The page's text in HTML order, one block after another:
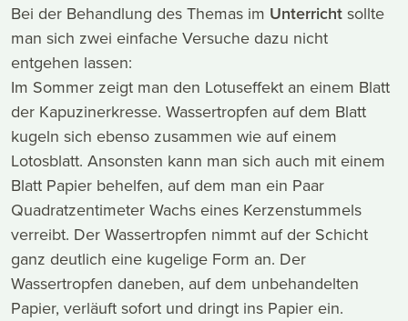
Bei der Behandlung des Themas im Unterricht sollte
man sich zwei einfache Versuche dazu nicht
entgehen lassen:
Im Sommer zeigt man den Lotuseffekt an einem Blatt
der Kapuzinerkresse. Wassertropfen auf dem Blatt
kugeln sich ebenso zusammen wie auf einem
Lotosblatt. Ansonsten kann man sich auch mit einem
Blatt Papier behelfen, auf dem man ein Paar
Quadratzentimeter Wachs eines Kerzenstummels
verreibt. Der Wassertropfen nimmt auf der Schicht
ganz deutlich eine kugelige Form an. Der
Wassertropfen daneben, auf dem unbehandelten
Papier, verläuft sofort und dringt ins Papier ein.